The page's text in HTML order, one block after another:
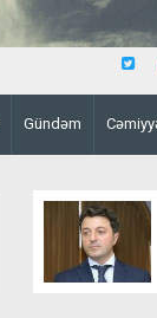
Gündəm